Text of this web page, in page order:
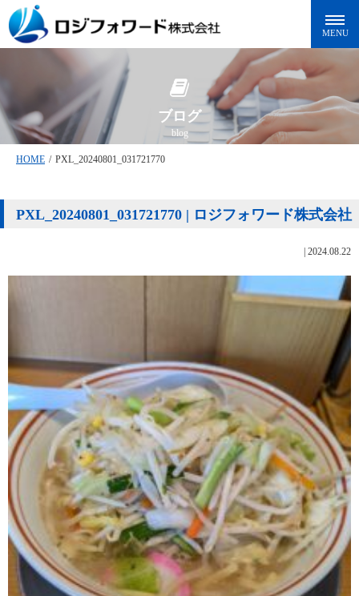
ブログ
blog
HOME / PXL_20240801_031721770
PXL_20240801_031721770 | ロジフォワード株式会社
2024.08.22